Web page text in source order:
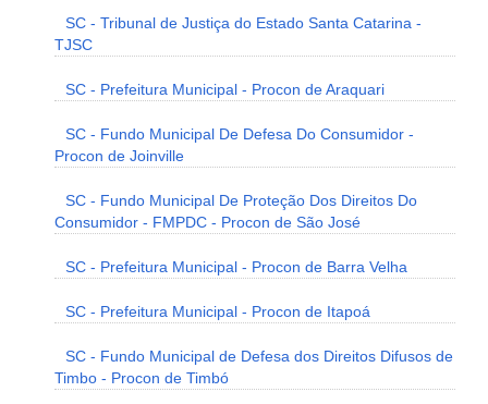
SC - Tribunal de Justiça do Estado Santa Catarina -
TJSC
SC - Prefeitura Municipal - Procon de Araquari
SC - Fundo Municipal De Defesa Do Consumidor -
Procon de Joinville
SC - Fundo Municipal De Proteção Dos Direitos Do
Consumidor - FMPDC - Procon de São José
SC - Prefeitura Municipal - Procon de Barra Velha
SC - Prefeitura Municipal - Procon de Itapoá
SC - Fundo Municipal de Defesa dos Direitos Difusos de
Timbo - Procon de Timbó